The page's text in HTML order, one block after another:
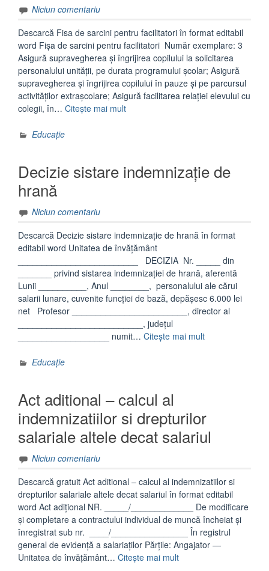
Niciun comentariu
Descarcă Fisa de sarcini pentru facilitatori în format editabil
word Fișa de sarcini pentru facilitatori Număr exemplare: 3
Asigură supravegherea și îngrijirea copilului la solicitarea
personalului unității, pe durata programului școlar; Asigură
supravegherea și îngrijirea copilului în pauze și pe parcursul
activităților extrașcolare; Asigură facilitarea relației elevului cu
colegii, în… Citește mai mult„Fisa
Educație
Decizie sistare indemnizație de
hrană
Niciun comentariu
Descarcă Decizie sistare indemnizație de hrană în format
editabil word Unitatea de învățământ
_________________________ DECIZIA Nr. _____ din
_______ privind sistarea indemnizației de hrană, aferentă
Lunii __________, Anul ________, personalului ale cărui
salarii lunare, cuvenite funcţiei de bază, depășesc 6.000 lei
net Profesor ________________________, director al
__________________________, judeţul
___________________ numit… Citește mai mult„Decizie
Educație
Act aditional – calcul al
indemnizatiilor si drepturilor
salariale altele decat salariul
Niciun comentariu
Descarcă gratuit Act aditional – calcul al indemnizatiilor si
drepturilor salariale altele decat salariul în format editabil
word Act adițional NR. _____/_____________ De modificare
și completare a contractului individual de muncă încheiat și
înregistrat sub nr. ____/________________ În registrul
general de evidență a salariaților Părțile: Angajator —
Unitatea de învățământ… Citește mai mult„Act